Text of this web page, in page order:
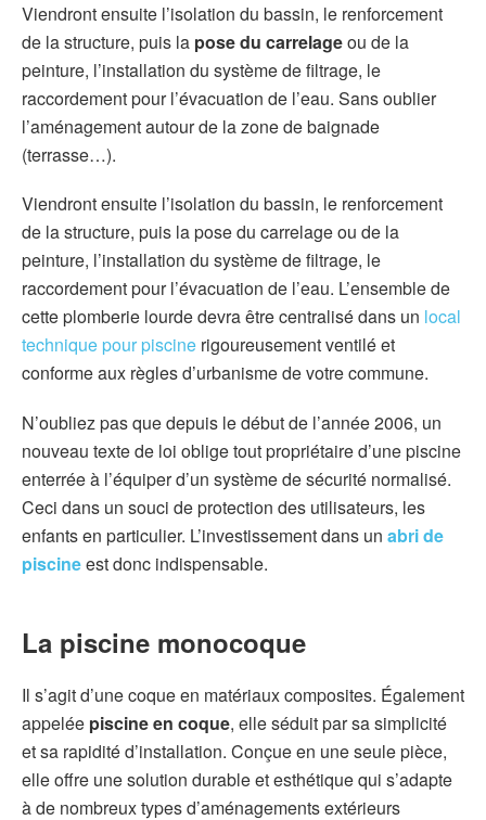
Viendront ensuite l’isolation du bassin, le renforcement
de la structure, puis la pose du carrelageou de la
peinture, l’installation du système de filtrage, le
raccordement pour l’évacuation de l’eau. Sans oublier
l’aménagement autour de la zone de baignade
(terrasse…).
Viendront ensuite l’isolation du bassin, le renforcement
de la structure, puis la pose du carrelage ou de la
peinture, l’installation du système de filtrage, le
raccordement pour l’évacuation de l’eau. L’ensemble de
cette plomberie lourde devra être centralisé dans un local
technique pour piscine rigoureusement ventilé et
conforme aux règles d’urbanisme de votre commune.
N’oubliez pas que depuis le début de l’année 2006, un
nouveau texte de loi oblige tout propriétaire d’une piscine
enterrée à l’équiper d’un système de sécurité normalisé.
Ceci dans un souci de protection des utilisateurs, les
enfants en particulier. L’investissement dans un abri de
piscineest donc indispensable.
La piscine monocoque
Il s’agit d’une coque en matériaux composites. Également
appelée piscine en coque, elle séduit par sa simplicité
et sa rapidité d’installation. Conçue en une seule pièce,
elle offre une solution durable et esthétique qui s’adapte
à de nombreux types d’aménagements extérieurs